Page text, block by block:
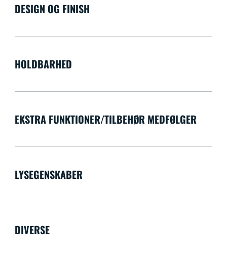
DESIGN OG FINISH
HOLDBARHED
EKSTRA FUNKTIONER/TILBEHØR MEDFØLGER
LYSEGENSKABER
DIVERSE